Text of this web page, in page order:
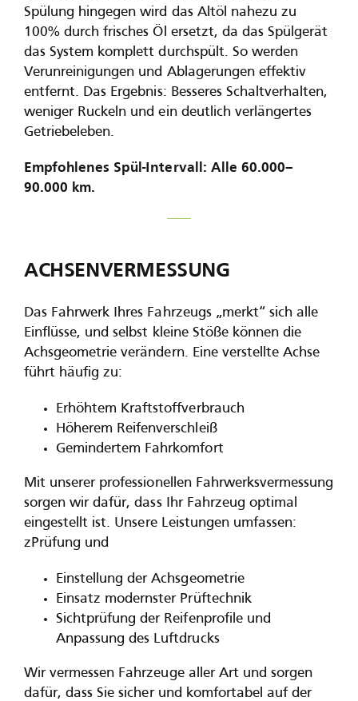
Spülung hingegen wird das Altöl nahezu zu
100% durch frisches Öl ersetzt, da das Spülgerät
das System komplett durchspült. So werden
Verunreinigungen und Ablagerungen effektiv
entfernt. Das Ergebnis: Besseres Schaltverhalten,
weniger Ruckeln und ein deutlich verlängertes
Getriebeleben.
Empfohlenes Spül-Intervall: Alle 60.000–
90.000 km.
ACHSENVERMESSUNG
Das Fahrwerk Ihres Fahrzeugs „merkt“ sich alle
Einflüsse, und selbst kleine Stöße können die
Achsgeometrie verändern. Eine verstellte Achse
führt häufig zu:
Erhöhtem Kraftstoffverbrauch
Höherem Reifenverschleiß
Gemindertem Fahrkomfort
Mit unserer professionellen Fahrwerksvermessung
sorgen wir dafür, dass Ihr Fahrzeug optimal
eingestellt ist. Unsere Leistungen umfassen:
zPrüfung und
Einstellung der Achsgeometrie
Einsatz modernster Prüftechnik
Sichtprüfung der Reifenprofile und
Anpassung des Luftdrucks
Wir vermessen Fahrzeuge aller Art und sorgen
dafür, dass Sie sicher und komfortabel auf der